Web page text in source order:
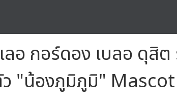
กอร์ดอง เบลอ ดุสิต
"น้องภูมิภูมิ"